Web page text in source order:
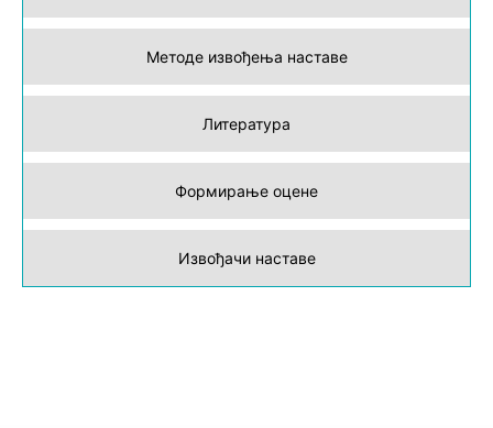
Методе извођења наставе
Литература
Формирање оцене
Извођачи наставе